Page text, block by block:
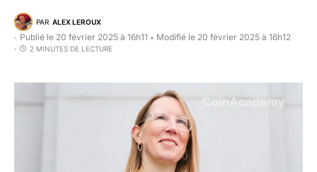
PAR ALEX LEROUX
Publié le 20 février 2025 à 16h11 • Modifié le 20 février 2025 à 16h12
2 MINUTES DE LECTURE